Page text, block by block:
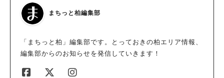
まちっと柏編集部
「まちっと柏」編集部です。とっておきの柏エリア情報、
編集部からのお知らせを発信していきます！